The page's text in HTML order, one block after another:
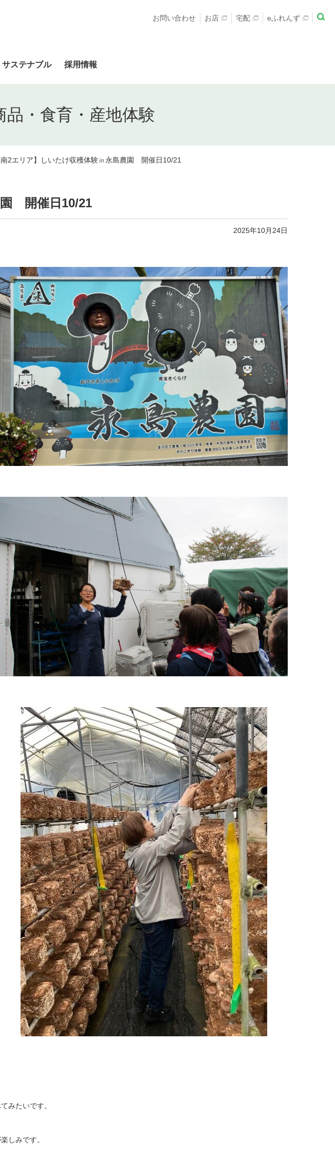
サステナブル 採用情報
お問い合わせ お店 宅配 eふれんず
・食育・産地体験
南2エリア】しいたけ収穫体験㏌永島農園 開催日10/21
園 開催日10/21
2025年10月24日
みたいです。
しみです。